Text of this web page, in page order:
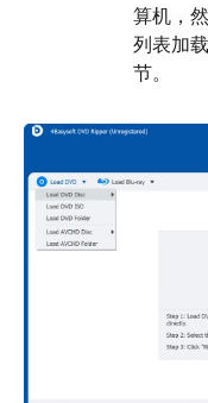
算机，
列表加
节。